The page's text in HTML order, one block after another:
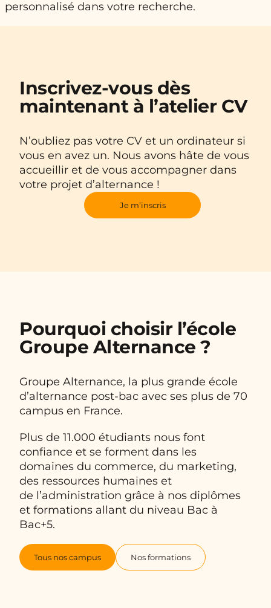
personnalisé dans votre recherche.
Inscrivez-vous dès
maintenant à l’atelier CV
N’oubliez pas votre CV et un ordinateur si
vous en avez un. Nous avons hâte de vous
accueillir et de vous accompagner dans
votre projet d’alternance !
Je m’inscris
Pourquoi choisir l’école
Groupe Alternance ?
Groupe Alternance, la plus grande école
d’alternance post-bac avec ses plus de 70
campus en France.
Plus de 11.000 étudiants nous font
confiance et se forment dans les
domaines du commerce, du marketing,
des ressources humaines et
de l’administration grâce à nos diplômes
et formations allant du niveau Bac à
Bac+5.
Tous nos campus Nos formations